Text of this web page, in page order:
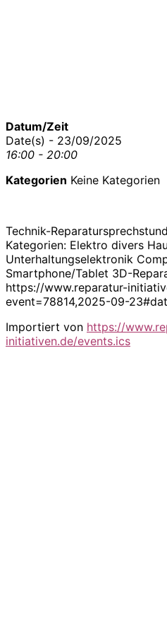
Datum/Zeit
Date(s) - 23/09/2025
16:00 - 20:00
Kategorien Keine Kategorien
Technik-
Kategorien: Elektro divers
Unterhaltungselektronik
Smartphone/Tablet 3D-
https://www.reparatur-
event=78814,2025-09-
Importiert von https://
initiativen.de/events.ics